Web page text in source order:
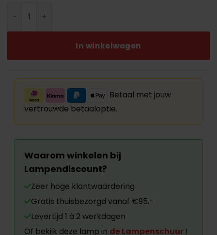
In winkelwagen
Betaal met jouw
vertrouwde betaaloptie.
Waarom winkelen bij
Lampendiscount?
Zeer hoge klantwaardering
Gratis thuisbezorgd vanaf €95,-
Levertijd 1 à 2 werkdagen
Of bekijk deze lamp in de Lampenschuur !